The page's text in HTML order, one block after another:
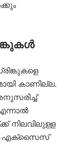
കാണില്ല.
നിലവിലുള്ള
എക്സൈസ്